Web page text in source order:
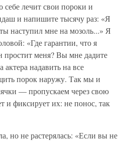
лечит свои пороки и
и напишите тысячу раз: «Я
наступил мне на мозоль...» Я
«Где гарантии, что я
простит меня? Вы мне дадите
актера надавить на все
порок наружу. Так мы и
— пропускаем через свою
и фиксирует их: не понос, так
но не растерялась: «Если вы не